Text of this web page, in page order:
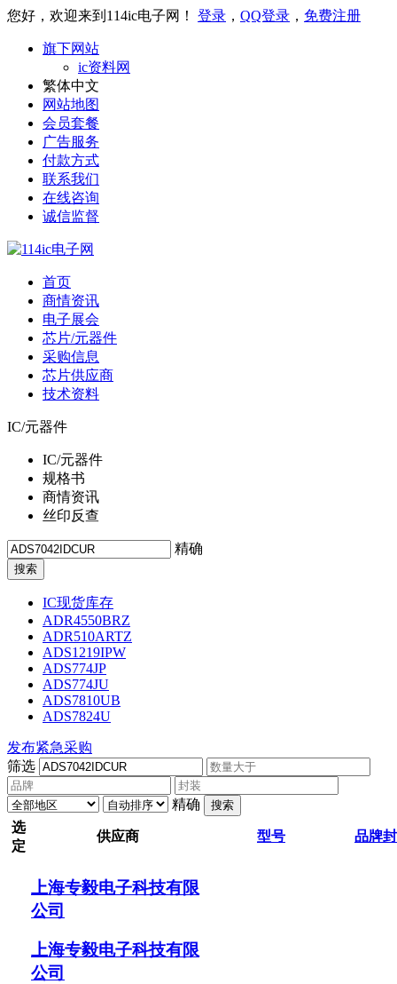
您好，欢迎来到114ic电子网！ 登录 ， QQ登录 ， 免费注册
旗下网站
ic资料网
繁体中文
网站地图
会员套餐
广告服务
付款方式
联系我们
在线咨询
诚信监督
首页
商情资讯
电子展会
芯片/元器件
采购信息
芯片供应商
技术资料
IC/元器件
IC/元器件
规格书
商情资讯
丝印反查
精确
IC现货库存
ADR4550BRZ
ADR510ARTZ
ADS1219IPW
ADS774JP
ADS774JU
ADS7810UB
ADS7824U
发布紧急采购
筛选
精确 搜索
选
定
供应商 型号 品牌
上海专毅电子科技有限
公司
上海专毅电子科技有限
公司